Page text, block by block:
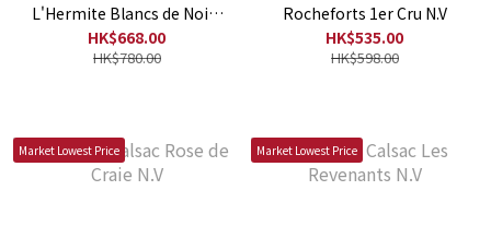
L'Hermite Blancs de Noirs
NV
HK$668.00
HK$780.00
Rocheforts 1er Cru N.V
HK$535.00
HK$598.00
Market Lowest Price Market Lowest Price